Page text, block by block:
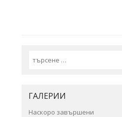
ГАЛЕРИИ
Наскоро завършени